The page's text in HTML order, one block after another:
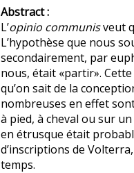
Abstract :
L’opinio communisveut
L’hypothèse que nous
secondairement, par
nous, était «partir».
qu’on sait de la
nombreuses en effet
à pied, à cheval ou sur
en étrusque était
d’inscriptions de
temps.